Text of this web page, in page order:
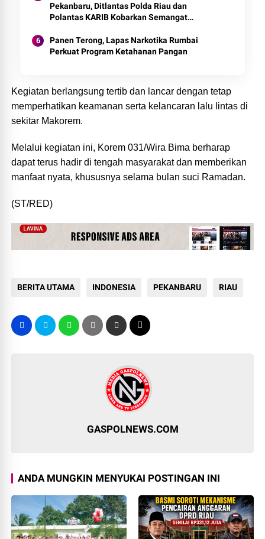
Pekanbaru, Ditlantas Polda Riau dan
Polantas KARIB Kobarkan Semangat
Policing Jelang HUT RI Ke-81 Tahun
Panen Terong, Lapas Narkotika Rumbai
Perkuat Program Ketahanan Pangan
Kegiatan berlangsung tertib dan lancar dengan tetap
memperhatikan keamanan serta kelancaran lalu lintas di
sekitar Makorem.
Melalui kegiatan ini, Korem 031/Wira Bima berharap
dapat terus hadir di tengah masyarakat dan memberikan
manfaat nyata, khususnya selama bulan suci Ramadan.
(ST/RED)
BERITA UTAMA INDONESIA PEKANBARU RIAU
GASPOLNEWS.COM
ANDA MUNGKIN MENYUKAI POSTINGAN INI